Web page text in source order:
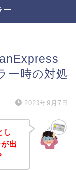
ー
ー時の対処
2023年9月7日
し
出